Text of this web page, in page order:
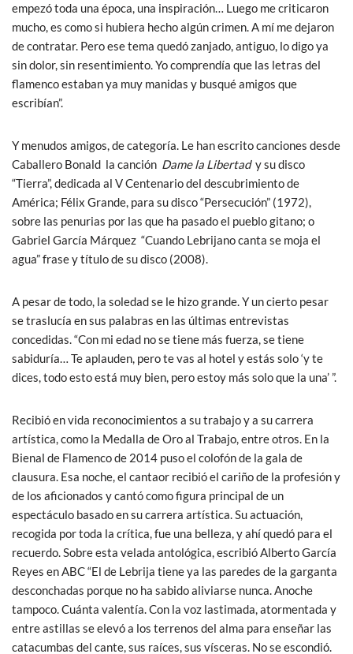
empezó toda una época, una inspiración… Luego me criticaron
mucho, es como si hubiera hecho algún crimen. A mí me dejaron
de contratar. Pero ese tema quedó zanjado, antiguo, lo digo ya
sin dolor, sin resentimiento. Yo comprendía que las letras del
flamenco estaban ya muy manidas y busqué amigos que
escribían”.
Y menudos amigos, de categoría. Le han escrito canciones desde
Caballero Bonald la canción Dame la Libertady su disco
“Tierra”, dedicada al V Centenario del descubrimiento de
América; Félix Grande, para su disco “Persecución” (1972),
sobre las penurias por las que ha pasado el pueblo gitano; o
Gabriel García Márquez “Cuando Lebrijano canta se moja el
agua” frase y título de su disco (2008).
A pesar de todo, la soledad se le hizo grande. Y un cierto pesar
se traslucía en sus palabras en las últimas entrevistas
concedidas. “Con mi edad no se tiene más fuerza, se tiene
sabiduría… Te aplauden, pero te vas al hotel y estás solo ‘y te
dices, todo esto está muy bien, pero estoy más solo que la una’ ”.
Recibió en vida reconocimientos a su trabajo y a su carrera
artística, como la Medalla de Oro al Trabajo, entre otros. En la
Bienal de Flamenco de 2014 puso el colofón de la gala de
clausura. Esa noche, el cantaor recibió el cariño de la profesión y
de los aficionados y cantó como figura principal de un
espectáculo basado en su carrera artística. Su actuación,
recogida por toda la crítica, fue una belleza, y ahí quedó para el
recuerdo. Sobre esta velada antológica, escribió Alberto García
Reyes en ABC “El de Lebrija tiene ya las paredes de la garganta
desconchadas porque no ha sabido aliviarse nunca. Anoche
tampoco. Cuánta valentía. Con la voz lastimada, atormentada y
entre astillas se elevó a los terrenos del alma para enseñar las
catacumbas del cante, sus raíces, sus vísceras. No se escondió.